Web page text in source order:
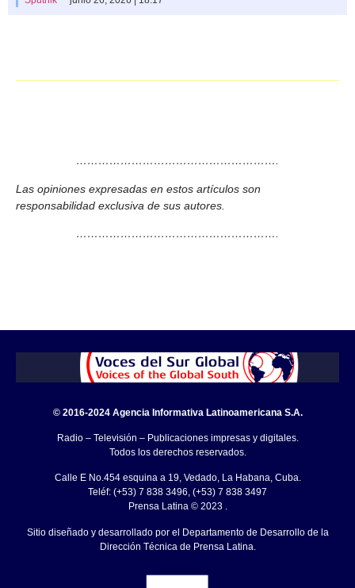
……………………………………………….
Las opiniones expresadas en estos artículos son
responsabilidad exclusiva de sus autores.
……………………………………………….
© 2016-2024 Agencia Informativa Latinoamericana S.A.
Radio – Televisión – Publicaciones impresas y digitales.
Todos los derechos reservados.
Calle E No.454 esquina a 19, Vedado, La Habana, Cuba.
Teléf: (+53) 7 838 3496, (+53) 7 838 3497
Prensa Latina © 2023 .
Sitio diseñado y desarrollado por el Departamento de Desarrollo de la
Dirección Técnica de Prensa Latina.